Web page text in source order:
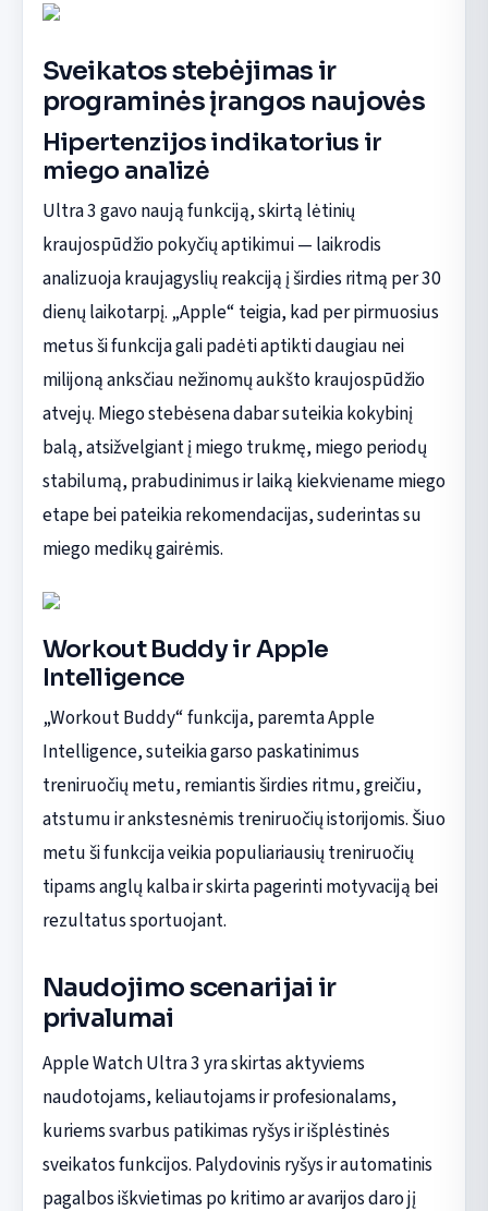
Sveikatos stebėjimas ir
programinės įrangos naujovės
Hipertenzijos indikatorius ir
miego analizė
Ultra 3 gavo naują funkciją, skirtą lėtinių
kraujospūdžio pokyčių aptikimui — laikrodis
analizuoja kraujagyslių reakciją į širdies ritmą per 30
dienų laikotarpį. „Apple“ teigia, kad per pirmuosius
metus ši funkcija gali padėti aptikti daugiau nei
milijoną anksčiau nežinomų aukšto kraujospūdžio
atvejų. Miego stebėsena dabar suteikia kokybinį
balą, atsižvelgiant į miego trukmę, miego periodų
stabilumą, prabudinimus ir laiką kiekviename miego
etape bei pateikia rekomendacijas, suderintas su
miego medikų gairėmis.
Workout Buddy ir Apple
Intelligence
„Workout Buddy“ funkcija, paremta Apple
Intelligence, suteikia garso paskatinimus
treniruočių metu, remiantis širdies ritmu, greičiu,
atstumu ir ankstesnėmis treniruočių istorijomis. Šiuo
metu ši funkcija veikia populiariausių treniruočių
tipams anglų kalba ir skirta pagerinti motyvaciją bei
rezultatus sportuojant.
Naudojimo scenarijai ir
privalumai
Apple Watch Ultra 3 yra skirtas aktyviems
naudotojams, keliautojams ir profesionalams,
kuriems svarbus patikimas ryšys ir išplėstinės
sveikatos funkcijos. Palydovinis ryšys ir automatinis
pagalbos iškvietimas po kritimo ar avarijos daro jį